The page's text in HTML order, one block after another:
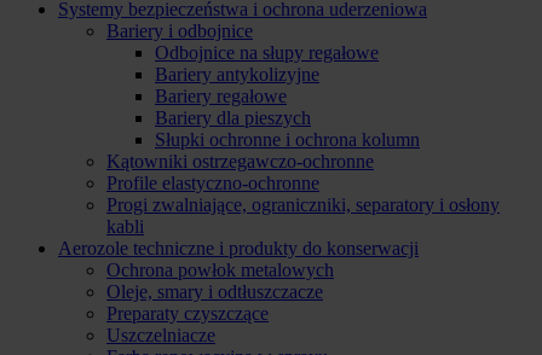
Systemy bezpieczeństwa i ochrona uderzeniowa
Bariery i odbojnice
Odbojnice na słupy regałowe
Bariery antykolizyjne
Bariery regałowe
Bariery dla pieszych
Słupki ochronne i ochrona kolumn
Kątowniki ostrzegawczo-ochronne
Profile elastyczno-ochronne
Progi zwalniające, ograniczniki, separatory i osłony
kabli
Aerozole techniczne i produkty do konserwacji
Ochrona powłok metalowych
Oleje, smary i odtłuszczacze
Preparaty czyszczące
Uszczelniacze